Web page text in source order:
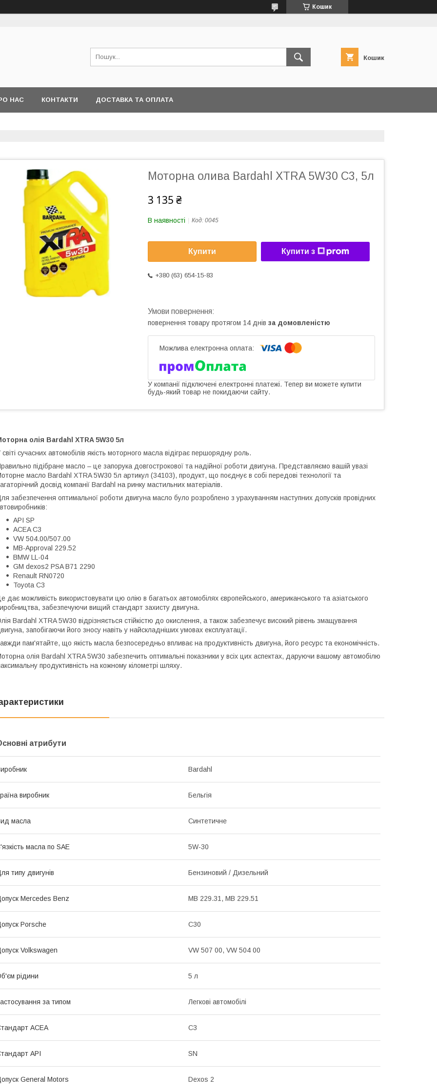
Кошик
Кошик
НАС КОНТАКТИ ДОСТАВКА ТА ОПЛАТА
Моторна олива Bardahl XTRA 5W30 С3, 5л
3 135 ₴
В наявності Код: 0045
Купити Купити з
+380 (63) 654-15-83
повернення товару протягом 14 днів за домовленістю
У компанії підключені електронні платежі. Тепер ви можете купити
будь-який товар не покидаючи сайту.
олія Bardahl XTRA 5W30 5л
світі сучасних автомобілів якість моторного масла відіграє першорядну роль.
підібране масло – це запорука довгострокової та надійної роботи двигуна. Представляємо вашій увазі
масло Bardahl XTRA 5W30 5л артикул (34103), продукт, що поєднує в собі передові технології та
досвід компанії Bardahl на ринку мастильних матеріалів.
забезпечення оптимальної роботи двигуна масло було розроблено з урахуванням наступних допусків провідних
API SP
ACEA C3
VW 504.00/507.00
MB-Approval 229.52
BMW LL-04
GM dexos2 PSA B71 2290
Renault RN0720
Toyota C3
дає можливість використовувати цю олію в багатьох автомобілях європейського, американського та азіатського
забезпечуючи вищий стандарт захисту двигуна.
Bardahl XTRA 5W30 відрізняється стійкістю до окислення, а також забезпечує високий рівень змащування
запобігаючи його зносу навіть у найскладніших умовах експлуатації.
пам'ятайте, що якість масла безпосередньо впливає на продуктивність двигуна, його ресурс та економічність.
олія Bardahl XTRA 5W30 забезпечить оптимальні показники у всіх цих аспектах, даруючи вашому автомобілю
продуктивність на кожному кілометрі шляху.
атрибути
Bardahl
виробник Бельгія
масла Синтетичне
масла по SAE 5W-30
типу двигунів Бензиновий / Дизельний
Mercedes Benz MB 229.31, MB 229.51
Porsche C30
Volkswagen VW 507 00, VW 504 00
рідини 5 л
за типом Легкові автомобілі
ACEA C3
API SN
General Motors Dexos 2